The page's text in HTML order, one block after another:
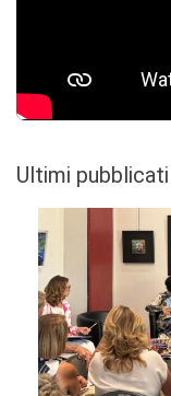
Ultimi pubblicati